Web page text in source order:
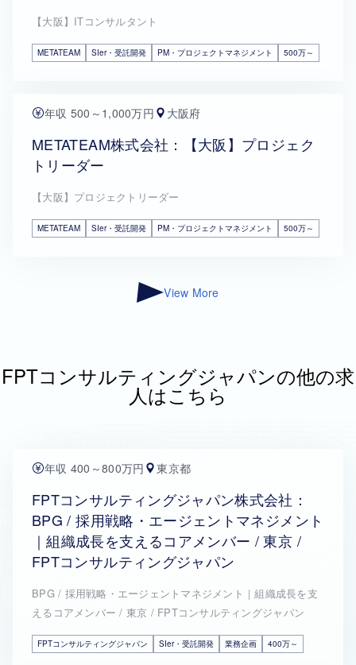
【大阪】ITコンサルタント
METATEAM SIer・受託開発 PM・プロジェクトマネジメント 500万～
年収 500～1,000万円 大阪府
METATEAM株式会社：【大阪】プロジェク
トリーダー
【大阪】プロジェクトリーダー
METATEAM SIer・受託開発 PM・プロジェクトマネジメント 500万～
View More
FPTコンサルティングジャパンの他の求
人はこちら
年収 400～800万円 東京都
FPTコンサルティングジャパン株式会社：
BPG / 採用戦略・エージェントマネジメント
｜組織成長を支えるコアメンバー / 東京 /
FPTコンサルティングジャパン
BPG / 採用戦略・エージェントマネジメント｜組織成長を支
えるコアメンバー / 東京 / FPTコンサルティングジャパン
FPTコンサルティングジャパン SIer・受託開発 業務企画 400万～